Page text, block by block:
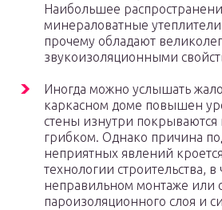
Наибольшее
минераловатные
прочему обладают
звукоизоляционными
Иногда можно услышать
каркасном доме повышен
стены изнутри покрываются
грибком. Однако причина
неприятных явлений
технологии строительства, в
неправильном монтаже или
пароизоляционного слоя и